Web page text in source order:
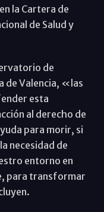
la Cartera de
de Salud y
de
de Valencia, «las
esta
al derecho de
para morir, si
necesidad de
entorno en
para transformar